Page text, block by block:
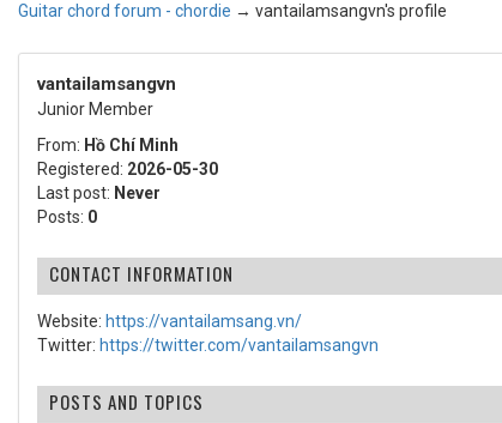
Guitar chord forum - chordie → vantailamsangvn's profile
vantailamsangvn
Junior Member
From: Hồ Chí Minh
Registered: 2026-05-30
Last post: Never
Posts: 0
CONTACT INFORMATION
Website: https://vantailamsang.vn/
Twitter: https://twitter.com/vantailamsangvn
POSTS AND TOPICS